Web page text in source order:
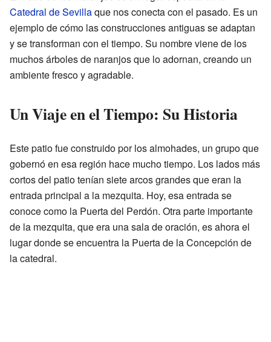
Catedral de Sevillaque nos conecta con el pasado. Es un
ejemplo de cómo las construcciones antiguas se adaptan
y se transforman con el tiempo. Su nombre viene de los
muchos árboles de naranjos que lo adornan, creando un
ambiente fresco y agradable.
Un Viaje en el Tiempo: Su Historia
Este patio fue construido por los almohades, un grupo que
gobernó en esa región hace mucho tiempo. Los lados más
cortos del patio tenían siete arcos grandes que eran la
entrada principal a la mezquita. Hoy, esa entrada se
conoce como la Puerta del Perdón. Otra parte importante
de la mezquita, que era una sala de oración, es ahora el
lugar donde se encuentra la Puerta de la Concepción de
la catedral.